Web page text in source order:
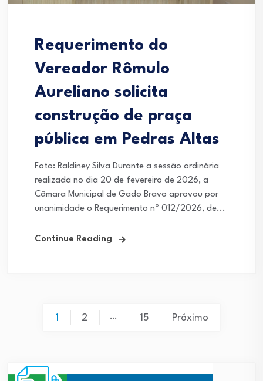
Requerimento do
Vereador Rômulo
Aureliano solicita
construção de praça
pública em Pedras Altas
Foto: Raldiney Silva Durante a sessão ordinária
realizada no dia 20 de fevereiro de 2026, a
Câmara Municipal de Gado Bravo aprovou por
unanimidade o Requerimento nº 012/2026, de...
Continue Reading
1 2 … 15 Próximo